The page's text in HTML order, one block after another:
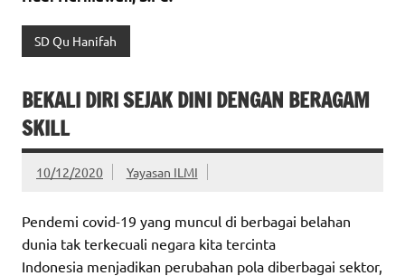
SD Qu Hanifah
BEKALI DIRI SEJAK DINI DENGAN BERAGAM
SKILL
10/12/2020 Yayasan ILMI
Pendemi covid-19 yang muncul di berbagai belahan
dunia tak terkecuali negara kita tercinta
Indonesia menjadikan perubahan pola diberbagai sektor,